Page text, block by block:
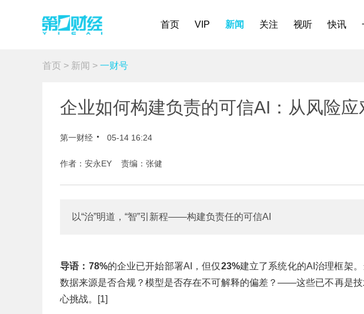
首页 VIP 新闻 关注 视听 快讯
首页 > 新闻 > 一财号
企业如何构建负责的可信AI：从风险
第一财经 05-14 16:24
作者：安永EY 责编：张健
以“治”明道，“智”引新程——构建负责任的可信AI
导语： 78%的企业已开始部署AI，但仅23%建立了系统化的AI治理框架
数据来源是否合规？模型是否存在不可解释的偏差？——这些已不再是
心挑战。[1]